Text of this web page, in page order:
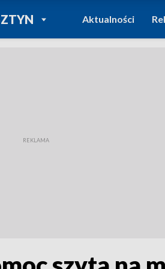
POWRÓT DO
TVP REGIONY
Aktualności